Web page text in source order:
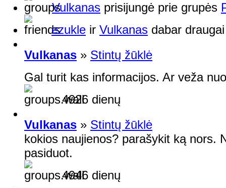
Vulkanas prisijungė prie grupės
ezukle ir Vulkanas dabar draugai
Vulkanas » Stintų žūklė
Gal turit kas informacijos. Ar veža
4926 dienų
Vulkanas » Stintų žūklė
kokios naujienos? parašykit ką nors.
pasiduot.
4946 dienų